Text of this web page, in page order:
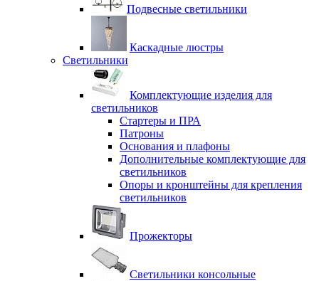
Подвесные светильники
Каскадные люстры
Светильники
Комплектующие изделия для
светильников
Стартеры и ПРА
Патроны
Основания и плафоны
Дополнительные комплектующие для
светильников
Опоры и кронштейны для крепления
светильников
Прожекторы
Светильники консольные